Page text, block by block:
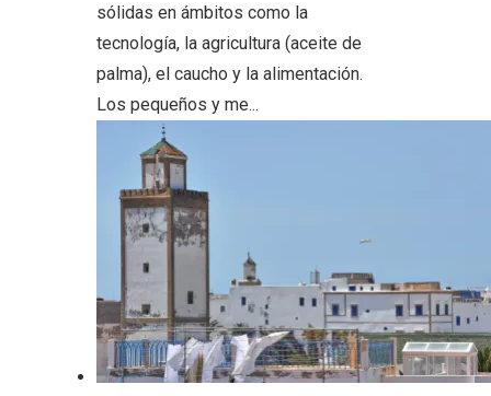
sólidas en ámbitos como la
tecnología, la agricultura (aceite de
palma), el caucho y la alimentación.
Los pequeños y me...